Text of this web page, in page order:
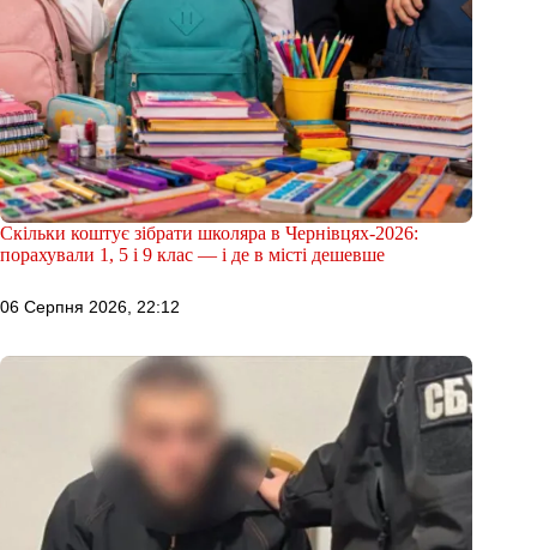
Скільки коштує зібрати школяра в Чернівцях-2026:
порахували 1, 5 і 9 клас — і де в місті дешевше
06 Серпня 2026, 22:12